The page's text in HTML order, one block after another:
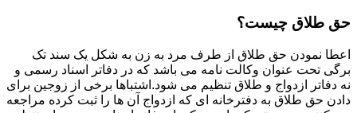
حق طلاق چیست؟
اعطا نمودن حق طلاق از طرف مرد به زن به شکل یک سند تک
برگی تحت عنوان وکالت نامه می باشد که در دفاتر اسناد رسمی و
نه دفاتر ازدواج و طلاق تنظیم می شود.اشتباها برخی از زوجین برای
دادن حق طلاق به دفترخانه ای که ازدواج آن ها را ثبت کرده مراجعه